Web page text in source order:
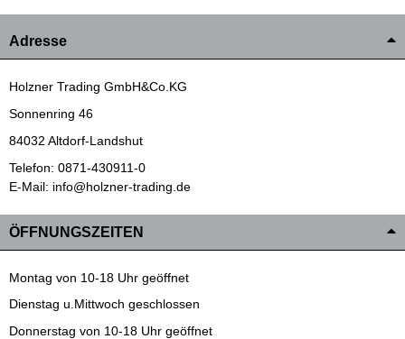
Adresse
Holzner Trading GmbH&Co.KG
Sonnenring 46
84032 Altdorf-Landshut
Telefon: 0871-430911-0
E-Mail: info@holzner-trading.de
ÖFFNUNGSZEITEN
Montag von 10-18 Uhr geöffnet
Dienstag u.Mittwoch geschlossen
Donnerstag von 10-18 Uhr geöffnet